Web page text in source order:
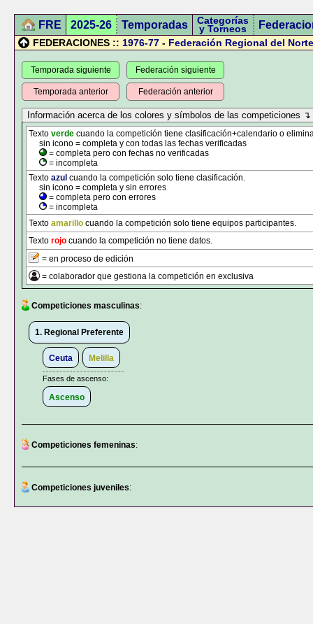
FRE 2025-26 Temporadas Categorías
y Torneos
FEDERACIONES :: 1976-77 - Federación Regional del
Temporada siguiente
Temporada anterior
Federación siguiente
Federación anterior
Texto verde cuando la competición tiene clasificación+calendario o
sin icono = completa y con todas las fechas verificadas
= completa pero con fechas no verificadas
= incompleta
Texto azul cuando la competición solo tiene clasificación.
sin icono = completa y sin errores
= completa pero con errores
= incompleta
Texto amarillo cuando la competición solo tiene equipos participantes.
Texto rojo cuando la competición no tiene datos.
= en proceso de edición
= colaborador que gestiona la competición en exclusiva
Competiciones masculinas:
1. Regional Preferente
Ceuta Melilla
Fases de ascenso:
Ascenso
Competiciones femeninas:
Competiciones juveniles: